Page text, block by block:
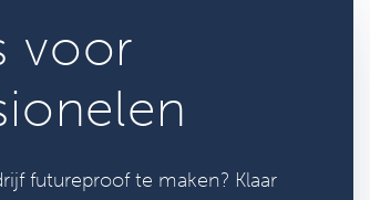
voor
futureproof te maken? Klaar